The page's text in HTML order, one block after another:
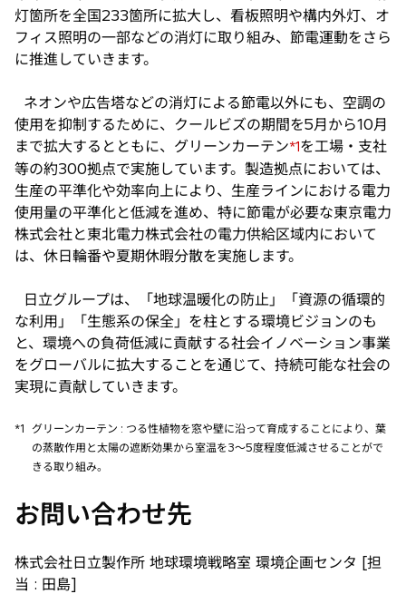
灯箇所を全国233箇所に拡大し、看板照明や構内外灯、オ
フィス照明の一部などの消灯に取り組み、節電運動をさら
に推進していきます。
ネオンや広告塔などの消灯による節電以外にも、空調の
使用を抑制するために、クールビズの期間を5月から10月
まで拡大するとともに、グリーンカーテン*1を工場・支社
等の約300拠点で実施しています。製造拠点においては、
生産の平準化や効率向上により、生産ラインにおける電力
使用量の平準化と低減を進め、特に節電が必要な東京電力
株式会社と東北電力株式会社の電力供給区域内において
は、休日輪番や夏期休暇分散を実施します。
日立グループは、「地球温暖化の防止」「資源の循環的
な利用」「生態系の保全」を柱とする環境ビジョンのも
と、環境への負荷低減に貢献する社会イノベーション事業
をグローバルに拡大することを通じて、持続可能な社会の
実現に貢献していきます。
*1
グリーンカーテン : つる性植物を窓や壁に沿って育成することにより、葉
の蒸散作用と太陽の遮断効果から室温を3〜5度程度低減させることがで
きる取り組み。
お問い合わせ先
株式会社日立製作所 地球環境戦略室 環境企画センタ [担
当 : 田島]